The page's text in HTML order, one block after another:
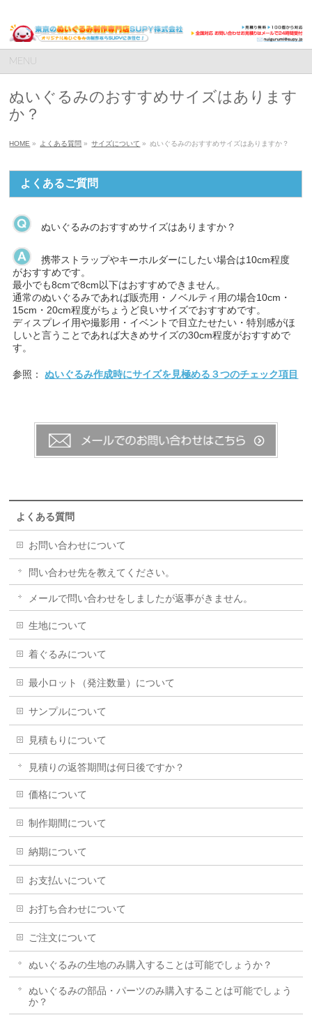
MENU
ぬいぐるみのおすすめサイズはあります
か？
HOME » よくある質問 » サイズについて » ぬいぐるみのおすすめサイズはありますか？
よくあるご質問
ぬいぐるみのおすすめサイズはありますか？
携帯ストラップやキーホルダーにしたい場合は10cm程度
がおすすめです。
最小でも8cmで8cm以下はおすすめできません。
通常のぬいぐるみであれば販売用・ノベルティ用の場合10cm・
15cm・20cm程度がちょうど良いサイズでおすすめです。
ディスプレイ用や撮影用・イベントで目立たせたい・特別感がほ
しいと言うことであれば大きめサイズの30cm程度がおすすめで
す。
参照： ぬいぐるみ作成時にサイズを見極める３つのチェック項目
よくある質問
お問い合わせについて
問い合わせ先を教えてください。
メールで問い合わせをしましたが返事がきません。
生地について
着ぐるみについて
最小ロット（発注数量）について
サンプルについて
見積もりについて
見積りの返答期間は何日後ですか？
価格について
制作期間について
納期について
お支払いについて
お打ち合わせについて
ご注文について
ぬいぐるみの生地のみ購入することは可能でしょうか？
ぬいぐるみの部品・パーツのみ購入することは可能でしょう
か？